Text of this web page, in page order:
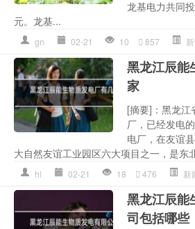
龙基电力共同
元。龙基...
gn 02-21 10 857
黑龙江辰能
家
[摘要]：黑龙江
厂，已经发电
电厂，在友谊
大自然友谊工业园区六大项目之一，是东
hl 02-21 18 476 新
黑龙江辰能
司包括哪些